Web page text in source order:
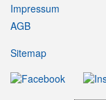
Impressum
AGB
Sitemap